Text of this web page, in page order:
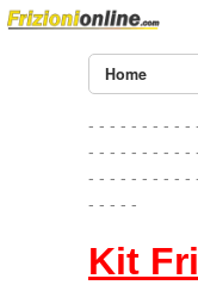
Home
- - - - - - - - - -
- - - - - - - - - -
- - - - - - - - - -
- - - - -
Kit